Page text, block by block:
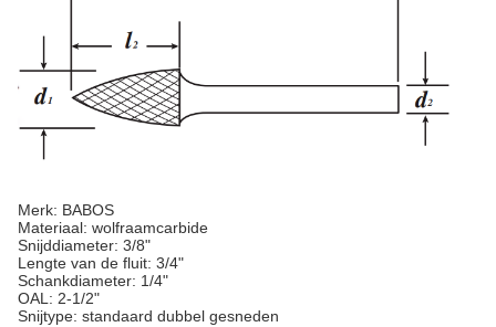
Merk: BABOS
Materiaal: wolfraamcarbide
Snijddiameter: 3/8"
Lengte van de fluit: 3/4"
Schankdiameter: 1/4"
OAL: 2-1/2"
Snijtype: standaard dubbel gesneden